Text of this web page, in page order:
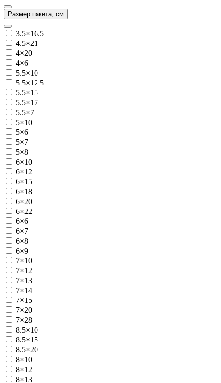
Размер пакета, см
3.5×16.5
4.5×21
4×20
4×6
5.5×10
5.5×12.5
5.5×15
5.5×17
5.5×7
5×10
5×6
5×7
5×8
6×10
6×12
6×15
6×18
6×20
6×22
6×6
6×7
6×8
6×9
7×10
7×12
7×13
7×14
7×15
7×20
7×28
8.5×10
8.5×15
8.5×20
8×10
8×12
8×13